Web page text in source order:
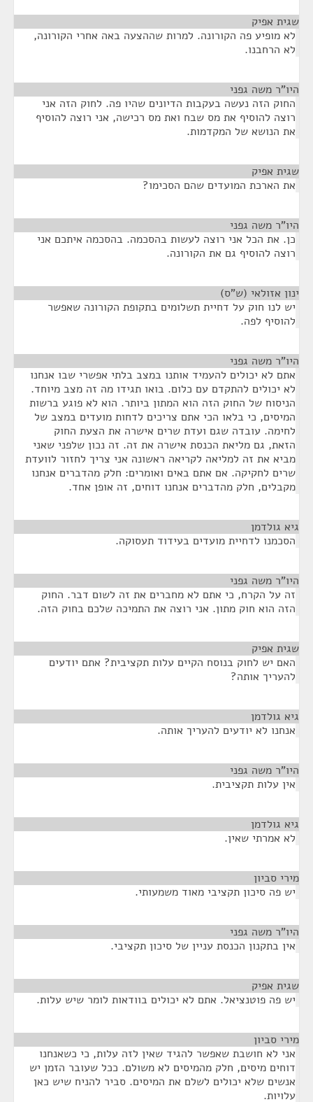
שגית אפיק
לא מופיע פה הקורונה. למרות שההצעה באה אחרי הקורונה,
לא הרחבנו.
היו"ר משה גפני
החוק הזה נעשה בעקבות הדיונים שהיו פה. לחוק הזה אני
רוצה להוסיף את מס שבח ואת מס רכישה, אני רוצה להוסיף
את הנושא של המקדמות.
שגית אפיק
את הארכת המועדים שהם הסכימו?
היו"ר משה גפני
כן. את הכל אני רוצה לעשות בהסכמה. בהסכמה איתכם אני
רוצה להוסיף גם את הקורונה.
ינון אזולאי (ש"ס)
יש לנו חוק על דחיית תשלומים בתקופת הקורונה שאפשר
להוסיף לפה.
היו"ר משה גפני
אתם לא יכולים להעמיד אותנו במצב בלתי אפשרי שבו אנחנו
לא יכולים להתקדם עם כלום. בואו תגידו מה זה מצב מיוחד.
הניסוח של החוק הזה הוא המתון ביותר. הוא לא פוגע ברשות
המיסים, כי בלאו הכי אתם צריכים לדחות מועדים במצב של
לחימה. עובדה שגם ועדת שרים אישרה את הצעת החוק
הזאת, גם מליאת הכנסת אישרה את זה. זה נכון שלפני שאני
מביא את זה למליאה לקריאה ראשונה אני צריך לחזור לוועדת
שרים לחקיקה. אם אתם באים ואומרים: חלק מהדברים אנחנו
מקבלים, חלק מהדברים אנחנו דוחים, זה אופן אחד.
גיא גולדמן
הסכמנו לדחיית מועדים בעידוד תעסוקה.
היו"ר משה גפני
זה על הקרח, כי אתם לא מחברים את זה לשום דבר. החוק
הזה הוא חוק מתון. אני רוצה את התמיכה שלכם בחוק הזה.
שגית אפיק
האם יש לחוק בנוסח הקיים עלות תקציבית? אתם יודעים
להעריך אותה?
גיא גולדמן
אנחנו לא יודעים להעריך אותה.
היו"ר משה גפני
אין עלות תקציבית.
גיא גולדמן
לא אמרתי שאין.
מירי סביון
יש פה סיכון תקציבי מאוד משמעותי.
היו"ר משה גפני
אין בתקנון הכנסת עניין של סיכון תקציבי.
שגית אפיק
יש פה פוטנציאל. אתם לא יכולים בוודאות לומר שיש עלות.
מירי סביון
אני לא חושבת שאפשר להגיד שאין לזה עלות, כי כשאנחנו
דוחים מיסים, חלק מהמיסים לא משולם. ככל שעובר הזמן יש
אנשים שלא יכולים לשלם את המיסים. סביר להניח שיש כאן
עלויות.